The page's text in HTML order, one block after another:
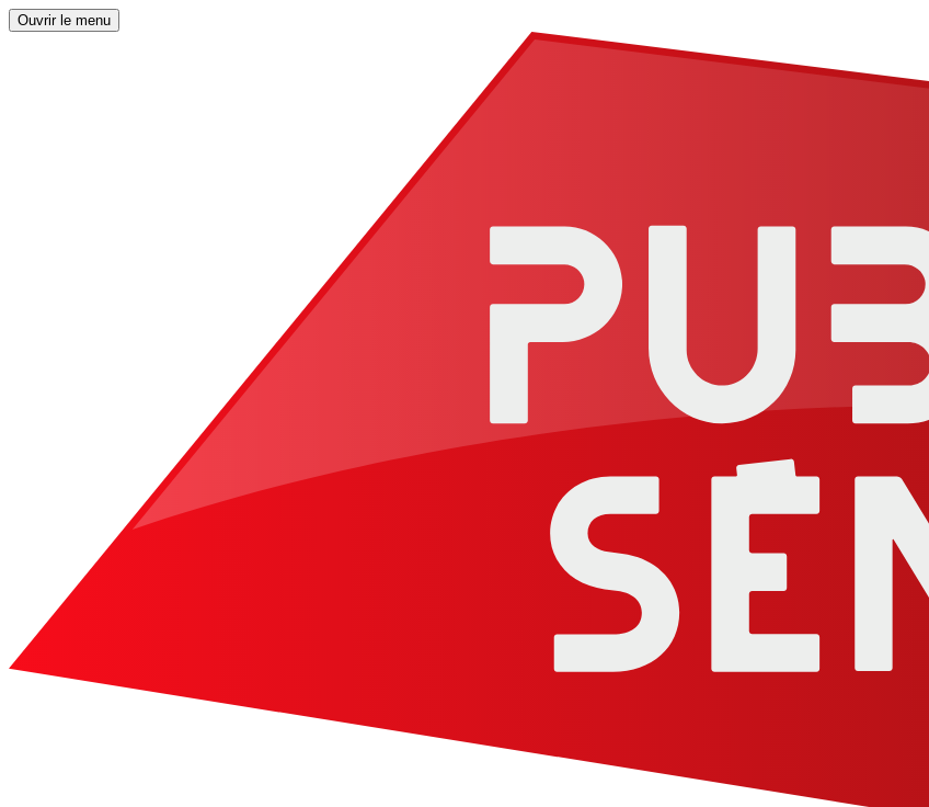
Ouvrir le menu